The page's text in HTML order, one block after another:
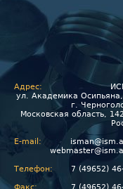
Адрес:
ул. Академика
г.
Московская область,
E-mail:
Телефон:
7 (49652)